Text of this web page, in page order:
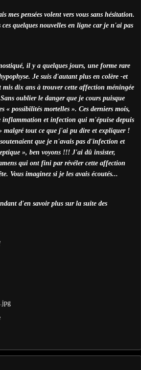
mes pensées volent vers vous sans hésitation.
quelques nouvelles en ligne car je n'ai pas
il y a quelques jours, une forme rare
Je suis d'autant plus en colère -et
dix ans à trouver cette affection méningée
oublier le danger que je cours puisque
« possibilités mortelles ». Ces derniers mois,
inflammation et infection qui m'épuise depuis
malgré tout ce que j'ai pu dire et expliquer !
que je n'avais pas d'infection et
», ben voyons !!! J'ai dû insister,
qui ont fini par révéler cette affection
Vous imaginez si je les avais écoutés...
d'en savoir plus sur la suite des